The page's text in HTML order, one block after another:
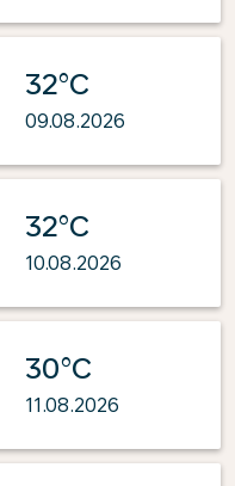
32°C
09.08.2026
32°C
10.08.2026
30°C
11.08.2026